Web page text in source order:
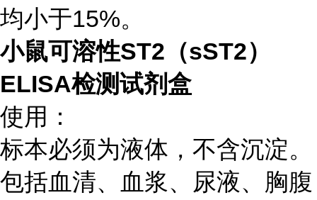
均小于15%。
小鼠可溶性ST2（sST2）
ELISA检测试剂盒
使用：
标本必须为液体，不含沉淀。
包括血清、血浆、尿液、胸腹